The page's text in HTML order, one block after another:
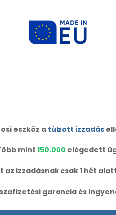
eszköz a túlzott izzadás
mint 150.000 elégedett
az izzadásnak csak 1 hét
garancia és